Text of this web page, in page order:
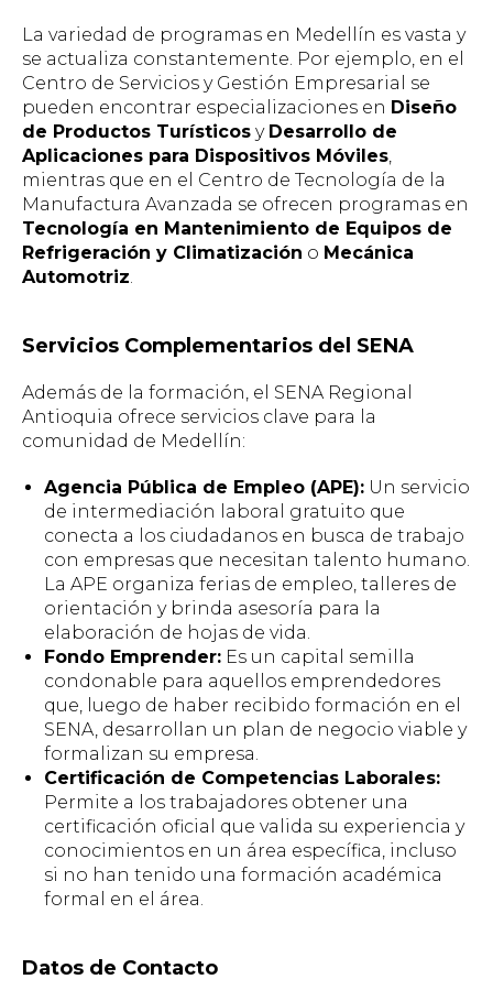
La variedad de programas en Medellín es vasta y
se actualiza constantemente. Por ejemplo, en el
Centro de Servicios y Gestión Empresarial se
pueden encontrar especializaciones en Diseño
de Productos Turísticos y Desarrollo de
Aplicaciones para Dispositivos Móviles,
mientras que en el Centro de Tecnología de la
Manufactura Avanzada se ofrecen programas en
Tecnología en Mantenimiento de Equipos de
Refrigeración y Climatización o Mecánica
Automotriz.
Servicios Complementarios del SENA
Además de la formación, el SENA Regional
Antioquia ofrece servicios clave para la
comunidad de Medellín:
Agencia Pública de Empleo (APE): Un servicio
de intermediación laboral gratuito que
conecta a los ciudadanos en busca de trabajo
con empresas que necesitan talento humano.
La APE organiza ferias de empleo, talleres de
orientación y brinda asesoría para la
elaboración de hojas de vida.
Fondo Emprender: Es un capital semilla
condonable para aquellos emprendedores
que, luego de haber recibido formación en el
SENA, desarrollan un plan de negocio viable y
formalizan su empresa.
Certificación de Competencias Laborales:
Permite a los trabajadores obtener una
certificación oficial que valida su experiencia y
conocimientos en un área específica, incluso
si no han tenido una formación académica
formal en el área.
Datos de Contacto